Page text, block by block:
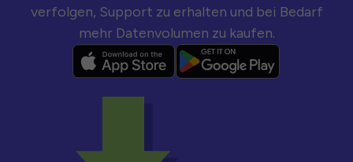
verfolgen, Support zu erhalten und bei Bedarf
mehr Datenvolumen zu kaufen.